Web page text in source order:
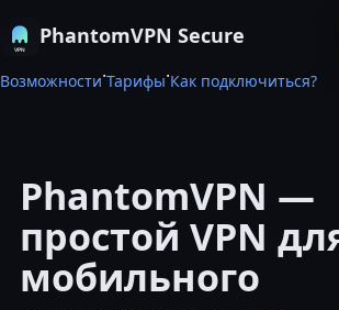
PhantomVPN Secure
Возможности·Тарифы·Как подключиться?
PhantomVPN —
простой VPN
мобильного